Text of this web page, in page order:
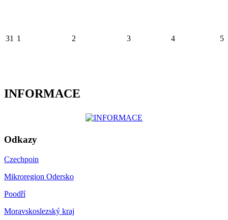
31 1 2 3 4 5
INFORMACE
Odkazy
Czechpoin
Mikroregion Odersko
Poodří
Moravskoslezský kraj